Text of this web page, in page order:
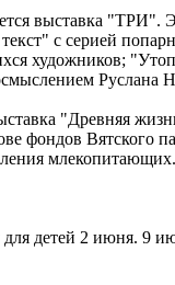
выставка "ТРИ".
с серией
художников;
Руслана
"Древняя
фондов Вятского
млекопитающих.
детей 2 июня. 9